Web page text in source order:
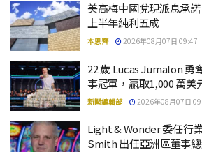
美高梅中國兌現派息承
上半年純利五成
本思齊 2026年08月07日 09:47
22 歲 Lucas Jumalon 勇
事冠軍，贏取1,000 萬美
新聞編輯部 2026年08月07日
Light & Wonder 委任行
Smith 出任亞洲區董事